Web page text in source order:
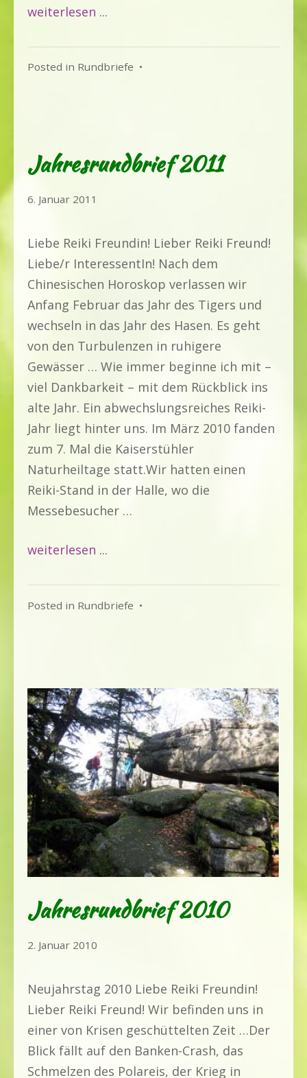
weiterlesen ...
Posted in Rundbriefe •
Jahresrundbrief 2011
6. Januar 2011
Liebe Reiki Freundin! Lieber Reiki Freund!
Liebe/r InteressentIn! Nach dem
Chinesischen Horoskop verlassen wir
Anfang Februar das Jahr des Tigers und
wechseln in das Jahr des Hasen. Es geht
von den Turbulenzen in ruhigere
Gewässer … Wie immer beginne ich mit –
viel Dankbarkeit – mit dem Rückblick ins
alte Jahr. Ein abwechslungsreiches Reiki-
Jahr liegt hinter uns. Im März 2010 fanden
zum 7. Mal die Kaiserstühler
Naturheiltage statt.Wir hatten einen
Reiki-Stand in der Halle, wo die
Messebesucher …
weiterlesen ...
Posted in Rundbriefe •
Jahresrundbrief 2010
2. Januar 2010
Neujahrstag 2010 Liebe Reiki Freundin!
Lieber Reiki Freund! Wir befinden uns in
einer von Krisen geschüttelten Zeit …Der
Blick fällt auf den Banken-Crash, das
Schmelzen des Polareis, der Krieg in